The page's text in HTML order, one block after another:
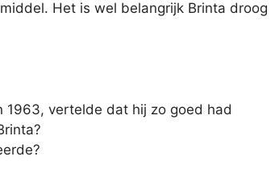
Het is wel belangrijk Brinta droog
1963, vertelde dat hij zo goed had